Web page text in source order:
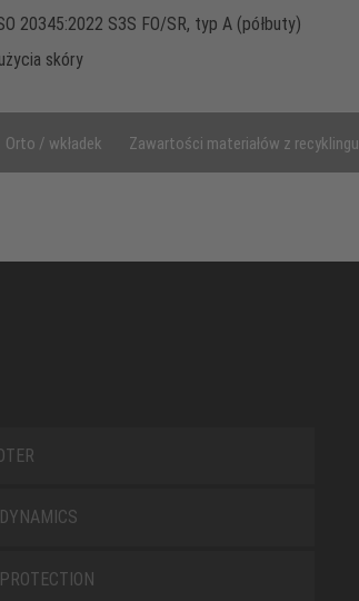
20345:2022 S3S FO/SR, typ A (półbuty)
skóry
Orto / wkładek Zawartości materiałów z recyklingu